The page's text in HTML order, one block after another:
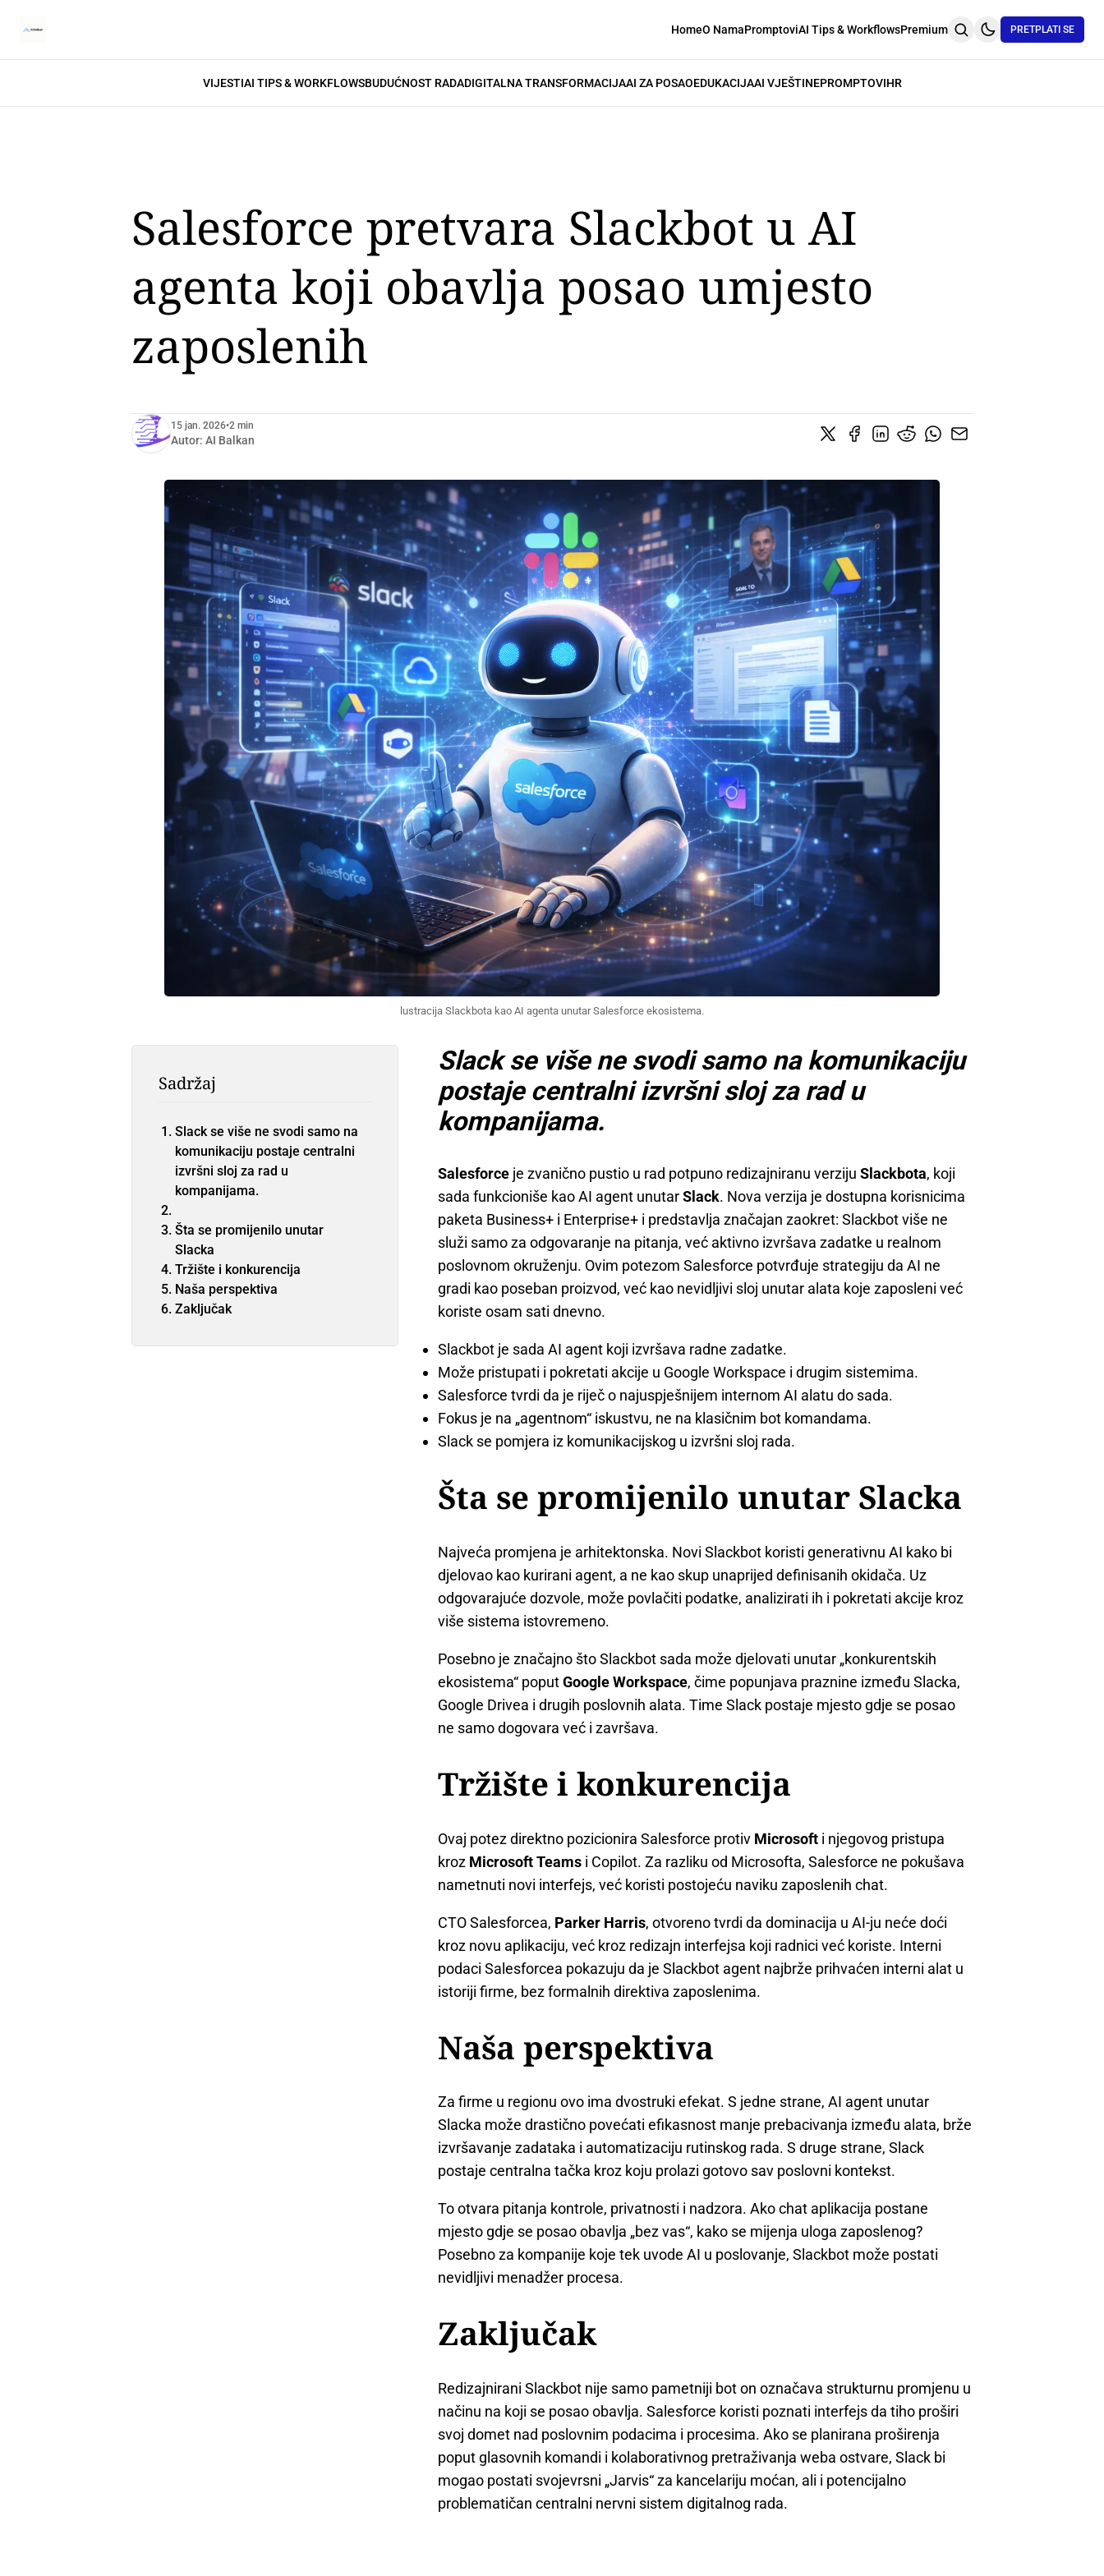
HomeO NamaPromptoviAI Tips & WorkflowsPremium PRETPLATI SE
VIJESTIAI TIPS & WORKFLOWSBUDUĆNOST RADADIGITALNA TRANSFORMACIJAAI ZA POSAOEDUKACIJAAI VJEŠTINEPROMPTOVIHR
Salesforce pretvara Slackbot u AI
agenta koji obavlja posao umjesto
zaposlenih
15 jan. 2026•2 min
Autor: AI Balkan
lustracija Slackbota kao AI agenta unutar Salesforce ekosistema.
Sadržaj
Slack se više ne svodi samo na
komunikaciju postaje centralni
izvršni sloj za rad u
kompanijama.
Šta se promijenilo unutar
Slacka
Tržište i konkurencija
Naša perspektiva
Zaključak
Slack se više ne svodi samo na komunikaciju
postaje centralni izvršni sloj za rad u
kompanijama.
Salesforce je zvanično pustio u rad potpuno redizajniranu verzijuSlackbota, koji
sada funkcioniše kao AI agent unutarSlack. Nova verzija je dostupna korisnicima
paketa Business+ i Enterprise+ i predstavlja značajan zaokret: Slackbot više ne
služi samo za odgovaranje na pitanja, već aktivno izvršava zadatke u realnom
poslovnom okruženju. Ovim potezom Salesforce potvrđuje strategiju da AI ne
gradi kao poseban proizvod, već kao nevidljivi sloj unutar alata koje zaposleni već
koriste osam sati dnevno.
Slackbot je sada AI agent koji izvršava radne zadatke.
Može pristupati i pokretati akcije u Google Workspace i drugim sistemima.
Salesforce tvrdi da je riječ o najuspješnijem internom AI alatu do sada.
Fokus je na „agentnom“ iskustvu, ne na klasičnim bot komandama.
Slack se pomjera iz komunikacijskog u izvršni sloj rada.
Šta se promijenilo unutar Slacka
Najveća promjena je arhitektonska. Novi Slackbot koristi generativnu AI kako bi
djelovao kao kurirani agent, a ne kao skup unaprijed definisanih okidača. Uz
odgovarajuće dozvole, može povlačiti podatke, analizirati ih i pokretati akcije kroz
više sistema istovremeno.
Posebno je značajno što Slackbot sada može djelovati unutar „konkurentskih
ekosistema“ poputGoogle Workspace, čime popunjava praznine između Slacka,
Google Drivea i drugih poslovnih alata. Time Slack postaje mjesto gdje se posao
ne samo dogovara već i završava.
Tržište i konkurencija
Ovaj potez direktno pozicionira Salesforce protiv Microsoft i njegovog pristupa
kroz Microsoft Teams i Copilot. Za razliku od Microsofta, Salesforce ne pokušava
nametnuti novi interfejs, već koristi postojeću naviku zaposlenih chat.
CTO Salesforcea, Parker Harris, otvoreno tvrdi da dominacija u AI-ju neće doći
kroz novu aplikaciju, već kroz redizajn interfejsa koji radnici već koriste. Interni
podaci Salesforcea pokazuju da je Slackbot agent najbrže prihvaćen interni alat u
istoriji firme, bez formalnih direktiva zaposlenima.
Naša perspektiva
Za firme u regionu ovo ima dvostruki efekat. S jedne strane, AI agent unutar
Slacka može drastično povećati efikasnost manje prebacivanja između alata, brže
izvršavanje zadataka i automatizaciju rutinskog rada. S druge strane, Slack
postaje centralna tačka kroz koju prolazi gotovo sav poslovni kontekst.
To otvara pitanja kontrole, privatnosti i nadzora. Ako chat aplikacija postane
mjesto gdje se posao obavlja „bez vas“, kako se mijenja uloga zaposlenog?
Posebno za kompanije koje tek uvode AI u poslovanje, Slackbot može postati
nevidljivi menadžer procesa.
Zaključak
Redizajnirani Slackbot nije samo pametniji bot on označava strukturnu promjenu u
načinu na koji se posao obavlja. Salesforce koristi poznati interfejs da tiho proširi
svoj domet nad poslovnim podacima i procesima. Ako se planirana proširenja
poput glasovnih komandi i kolaborativnog pretraživanja weba ostvare, Slack bi
mogao postati svojevrsni „Jarvis“ za kancelariju moćan, ali i potencijalno
problematičan centralni nervni sistem digitalnog rada.